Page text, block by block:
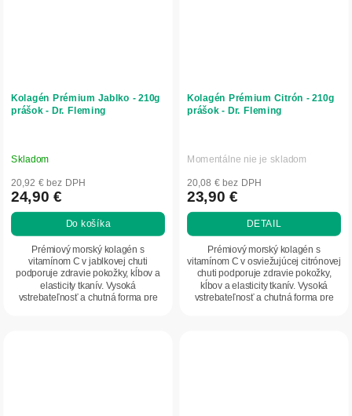
Kolagén Prémium Jablko - 210g
prášok - Dr. Fleming
Skladom
20,92 € bez DPH
24,90 €
Do košíka
Prémiový morský kolagén s
vitamínom C v jablkovej chuti
podporuje zdravie pokožky, kĺbov a
elasticity tkanív. Vysoká
vstrebateľnosť a chutná forma pre
Kolagén Prémium Citrón - 210g
prášok - Dr. Fleming
Momentálne nie je skladom
20,08 € bez DPH
23,90 €
DETAIL
Prémiový morský kolagén s
vitamínom C v osviežujúcej citrónovej
chuti podporuje zdravie pokožky,
kĺbov a elasticity tkanív. Vysoká
vstrebateľnosť a chutná forma pre